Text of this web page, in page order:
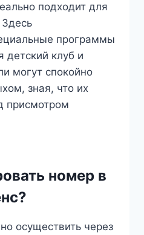
подходит для
программы
детский клуб и
могут спокойно
зная, что их
присмотром
номер в
осуществить через